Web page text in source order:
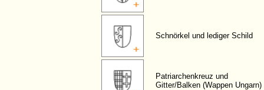
Schnörkel und lediger Schild
Patriarchenkreuz und
Gitter/Balken (Wappen Ungarn)